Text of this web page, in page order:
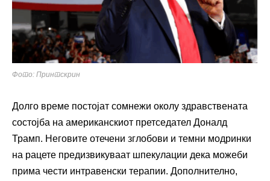
Фото: Принтскрин
Долго време постојат сомнежи околу здравствената
состојба на американскиот претседател Доналд
Трамп. Неговите отечени зглобови и темни модринки
на рацете предизвикуваат шпекулации дека можеби
прима чести интравенски терапии. Дополнително,